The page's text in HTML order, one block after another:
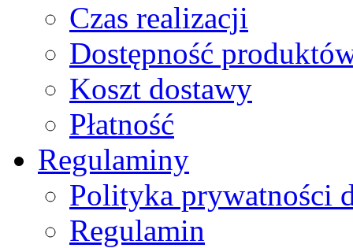
Czas realizacji
Dostępność
Koszt dostawy
Płatność
Regulaminy
Polityka prywatności
Regulamin